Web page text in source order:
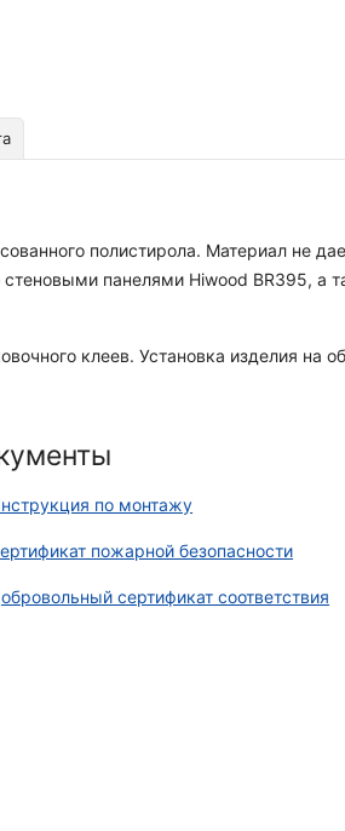
полистирола. Материал не
панелями Hiwood BR395, а
клеев. Установка изделия на
по монтажу
пожарной безопасности
сертификат соответствия